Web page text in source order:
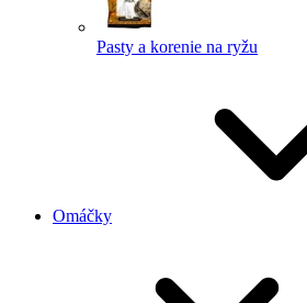
Pasty a korenie na ryžu
Omáčky